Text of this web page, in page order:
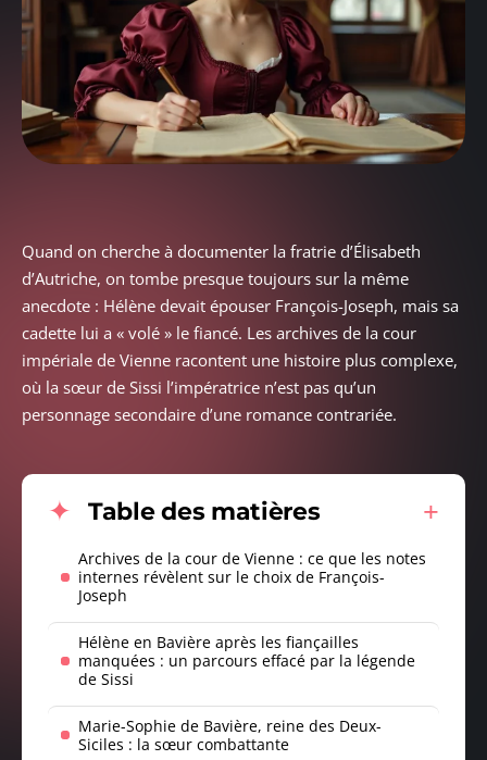
Quand on cherche à documenter la fratrie d’Élisabeth
d’Autriche, on tombe presque toujours sur la même
anecdote : Hélène devait épouser François-Joseph, mais sa
cadette lui a « volé » le fiancé. Les archives de la cour
impériale de Vienne racontent une histoire plus complexe,
où la sœur de Sissi l’impératrice n’est pas qu’un
personnage secondaire d’une romance contrariée.
Table des matières
Archives de la cour de Vienne : ce que les notes
internes révèlent sur le choix de François-
Joseph
Hélène en Bavière après les fiançailles
manquées : un parcours effacé par la légende
de Sissi
Marie-Sophie de Bavière, reine des Deux-
Siciles : la sœur combattante